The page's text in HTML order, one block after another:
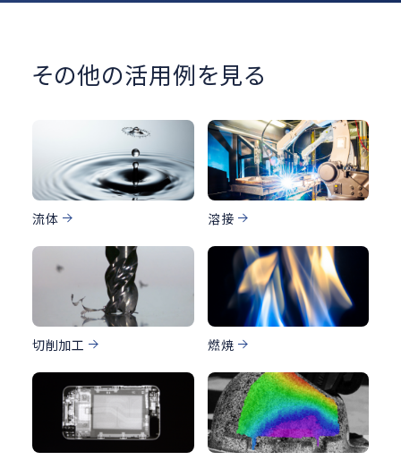
その他の活用例を見る
流体 溶接
切削加工 燃焼